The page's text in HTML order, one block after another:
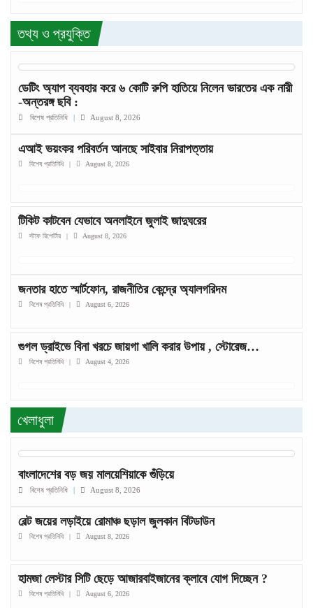
তথ্য ও প্রযুক্তি
ডেটিং অ্যাপ ব্যবহার করে ৬ কোটি রুপি হাতিয়ে নিলেন ভারতের এক নারী
-অন্তরঙ্গ ছবি :
বিশেষ প্রতিনিধি | August 8, 2026
এআই ভয়ংকর পরিবর্তন আনছে সাইবার নিরাপত্তায়
বিশেষ প্রতিনিধি | August 8, 2026
টিকিট কাটবেন যেভাবে অনলাইনে জুলাই জাদুঘরের
স্টাফ রিপোর্টার | August 8, 2026
জনতার হাতে স্মার্টফোন, রাজনীতির কেন্দ্রে অ্যালগরিদম
বিশেষ প্রতিনিধি | August 6, 2026
গুগল ড্রাইভে বিনা খরচে জায়গা খালি করার উপায় , স্টোরেজ…
বিশেষ প্রতিনিধি | August 4, 2026
খেলাধুলা
বাংলাদেশের বড় জয় মালয়েশিয়াকে গুঁড়িয়ে
বিশেষ প্রতিনিধি | August 8, 2026
বেল্ট জয়ের লড়াইয়ে রোমাঞ্চ ছড়াল জুলকান বিটডাউন
বিশেষ প্রতিনিধি | August 8, 2026
হামজা লেস্টার সিটি ছেড়ে আজারবাইজানের ক্লাবে যোগ দিচ্ছেন ?
বিশেষ প্রতিনিধি | August 6, 2026